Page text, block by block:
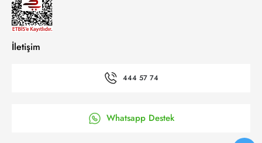
İletişim
444 57 74
Whatsapp Destek